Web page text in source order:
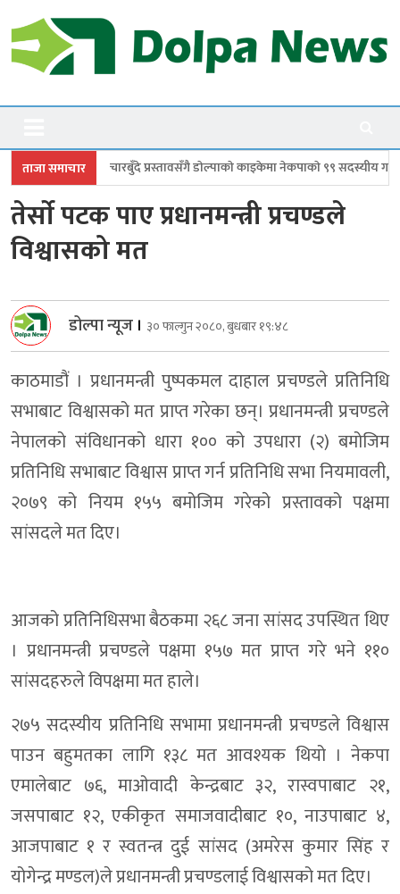
to
content
Dolpanews
ताजा समाचार
प्रस्तावसँगै डाेल्पाकाे काइकेमा नेकपाकाे ९९ सदस्यीय गाउँ समिति गठन
तेर्साे पटक पाए प्रधानमन्त्री प्रचण्डले
विश्वासको मत
डोल्पा न्यूज । ३० फाल्गुन २०८०, बुधबार १९:४८
काठमाडौं । प्रधानमन्त्री पुष्पकमल दाहाल प्रचण्डले प्रतिनिधि
सभाबाट विश्वासको मत प्राप्त गरेका छन्। प्रधानमन्त्री प्रचण्डले
नेपालको संविधानको धारा १०० को उपधारा (२) बमोजिम
प्रतिनिधि सभाबाट विश्वास प्राप्त गर्न प्रतिनिधि सभा नियमावली,
२०७९ को नियम १५५ बमोजिम गरेको प्रस्तावको पक्षमा
सांसदले मत दिए।
आजको प्रतिनिधिसभा बैठकमा २६८ जना सांसद उपस्थित थिए
। प्रधानमन्त्री प्रचण्डले पक्षमा १५७ मत प्राप्त गरे भने ११०
सांसदहरुले विपक्षमा मत हाले।
२७५ सदस्यीय प्रतिनिधि सभामा प्रधानमन्त्री प्रचण्डले विश्वास
पाउन बहुमतका लागि १३८ मत आवश्यक थियो । नेकपा
एमालेबाट ७६, माओवादी केन्द्रबाट ३२, रास्वपाबाट २१,
जसपाबाट १२, एकीकृत समाजवादीबाट १०, नाउपाबाट ४,
आजपाबाट १ र स्वतन्त्र दुई सांसद (अमरेस कुमार सिंह र
योगेन्द्र मण्डल)ले प्रधानमन्त्री प्रचण्डलाई विश्वासको मत दिए।